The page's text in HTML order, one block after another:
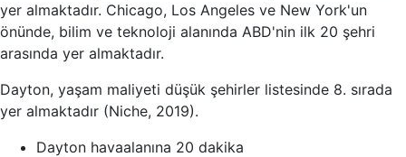
yer almaktadır. Chicago, Los Angeles ve New York'un
önünde, bilim ve teknoloji alanında ABD'nin ilk 20 şehri
arasında yer almaktadır.
Dayton, yaşam maliyeti düşük şehirler listesinde 8. sırada
yer almaktadır (Niche, 2019).
Dayton havaalanına 20 dakika